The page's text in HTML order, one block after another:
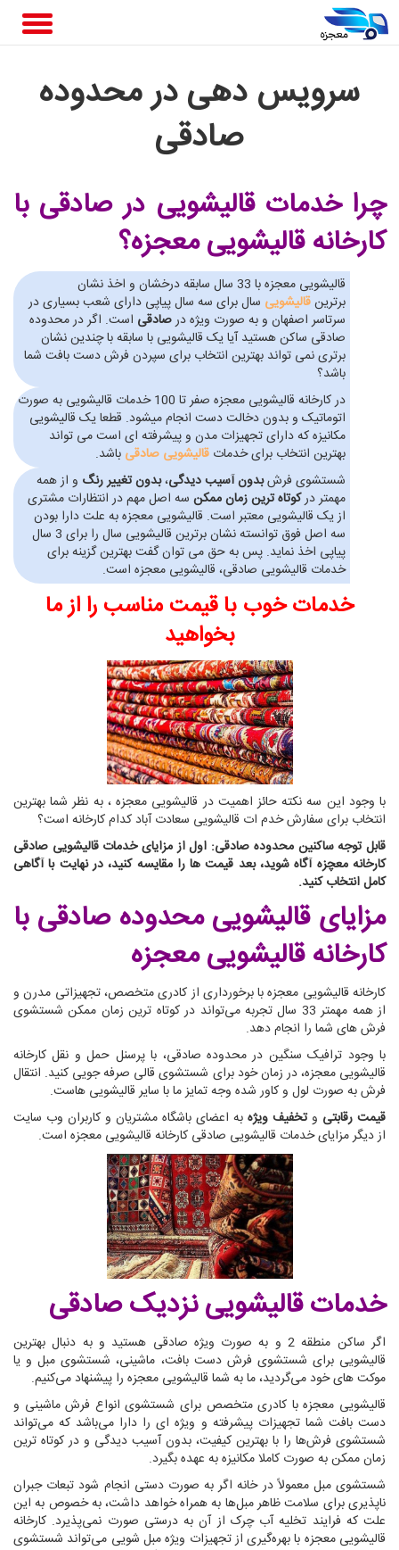
سرویس دهی در محدوده
صادقی
چرا خدمات قالیشویی در صادقی با
کارخانه قالیشویی معجزه؟
قالیشویی معجزه با 33 سال سابقه درخشان و اخذ نشان
برترینقالیشویی سال برای سه سال پیاپی دارای شعب بسیاری در
سرتاسر اصفهان و به صورت ویژه درصادقی است. اگر در محدوده
صادقی ساکن هستید آیا یک قالیشویی با سابقه با چندین نشان
برتری نمی تواند بهترین انتخاب برای سپردن فرش دست بافت شما
باشد؟
در کارخانه قالیشویی معجزه صفر تا 100 خدمات قالیشویی به صورت
اتوماتیک و بدون دخالت دست انجام میشود. قطعا یک قالیشویی
مکانیزه که دارای تجهیزات مدن و پیشرفته ای است می تواند
بهترین انتخاب برای خدمات قالیشویی صادقی باشد.
شستشوی فرشبدون آسیب دیدگی،بدون تغییر رنگ و از همه
مهمتر درکوتاه ترین زمان ممکن سه اصل مهم در انتظارات مشتری
از یک قالیشویی معتبر است. قالیشویی معجزه به علت دارا بودن
سه اصل فوق توانسته نشان برترین قالیشویی سال را برای 3 سال
پیاپی اخذ نماید. پس به حق می توان گفت بهترین گزینه برای
خدمات قالیشویی صادقی، قالیشویی معجزه است.
خدمات خوب با قیمت مناسب را از ما
بخواهید
با وجود این سه نکته حائز اهمیت در قالیشویی معجزه ، به نظر شما بهترین
انتخاب برای سفارش خدم ات قالیشویی سعادت آباد کدام کارخانه است؟
قابل توجه ساکنین محدوده صادقی: اول از مزایای خدمات قالیشویی صادقی
کارخانه معچزه آگاه شوید، بعد قیمت ها را مقایسه کنید، در نهایت با آگاهی
کامل انتخاب کنید.
مزایای قالیشویی محدوده صادقیبا
کارخانه قالیشویی معجزه
کارخانه قالیشویی معجزه با برخورداری از کادری متخصص، تجهیزاتی مدرن و
از همه مهمتر 33 سال تجربه می‌تواند در کوتاه ترین زمان ممکن شستشوی
فرش های شما را انجام دهد.
با وجود ترافیک سنگین در محدوده صادقی، با پرسنل حمل و نقل کارخانه
قالیشویی معجزه، در زمان خود برای شستشوی قالی صرفه جویی کنید. انتقال
فرش به صورت لول و کاور شده وجه تمایز ما با سایر قالیشویی هاست.
قیمت رقابتی وتخفیف ویژه به اعضای باشگاه مشتریان و کاربران وب سایت
از دیگر مزایای خدمات قالیشویی صادقی کارخانه قالیشویی معجزه است.
خدمات قالیشویی نزدیک صادقی
اگر ساکن منطقه 2 و به صورت ویژه صادقی هستید و به دنبال بهترین
قالیشویی برای شستشوی فرش دست بافت، ماشینی، شستشوی مبل و یا
موکت های خود می‌گردید، ما به شما قالیشویی معجزه را پیشنهاد می‌کنیم.
قالیشویی معجزه با کادری متخصص برای شستشوی انواع فرش ماشینی و
دست بافت شما تجهیزات پیشرفته و ویژه ای را دارا می‌باشد که می‌تواند
شستشوی فرش‌ها را با بهترین کیفیت، بدون آسیب دیدگی و در کوتاه ترین
زمان ممکن به صورت کاملا مکانیزه به عهده بگیرد.
شستشوی مبل معمولاً در خانه اگر به صورت دستی انجام شود تبعات جبران
ناپذیری برای سلامت ظاهر مبل‌ها به همراه خواهد داشت، به خصوص به این
علت که فرایند تخلیه آب چرک از آن به درستی صورت نمی‌پذیرد. کارخانه
قالیشویی معجزه با بهره‌گیری از تجهیزات ویژه مبل شویی می‌تواند شستشوی